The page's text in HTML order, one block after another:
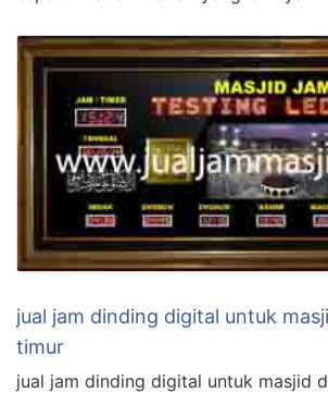
jual jam dinding digital untuk
timur
jual jam dinding digital untuk masjid